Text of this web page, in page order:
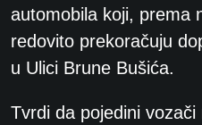
automobila koji, prema
redovito prekoračuju
u Ulici Brune Bušića.
Tvrdi da pojedini